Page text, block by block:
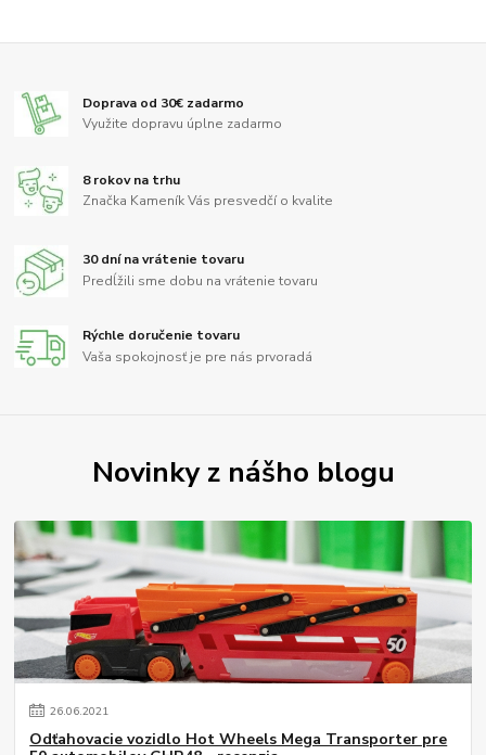
Doprava od 30€ zadarmo
Využite dopravu úplne zadarmo
8 rokov na trhu
Značka Kameník Vás presvedčí o kvalite
30 dní na vrátenie tovaru
Predĺžili sme dobu na vrátenie tovaru
Rýchle doručenie tovaru
Vaša spokojnosť je pre nás prvoradá
Novinky z nášho blogu
26.06.2021
Odťahovacie vozidlo Hot Wheels Mega Transporter pre